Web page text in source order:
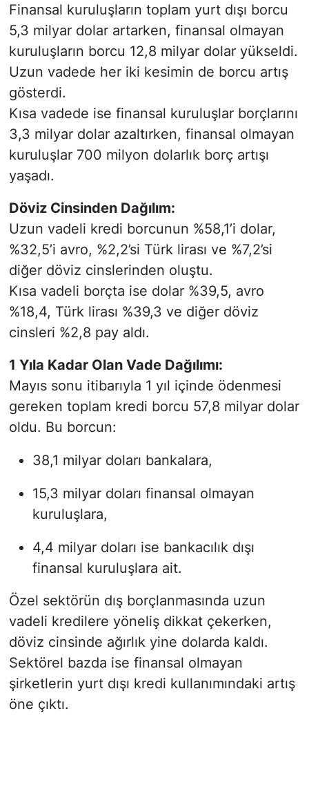
Finansal kuruluşların toplam yurt dışı borcu
5,3 milyar dolar artarken, finansal olmayan
kuruluşların borcu 12,8 milyar dolar yükseldi.
Uzun vadede her iki kesimin de borcu artış
gösterdi.
Kısa vadede ise finansal kuruluşlar borçlarını
3,3 milyar dolar azaltırken, finansal olmayan
kuruluşlar 700 milyon dolarlık borç artışı
yaşadı.
Döviz Cinsinden Dağılım:
Uzun vadeli kredi borcunun %58,1’i dolar,
%32,5’i avro, %2,2’si Türk lirası ve %7,2’si
diğer döviz cinslerinden oluştu.
Kısa vadeli borçta ise dolar %39,5, avro
%18,4, Türk lirası %39,3 ve diğer döviz
cinsleri %2,8 pay aldı.
1 Yıla Kadar Olan Vade Dağılımı:
Mayıs sonu itibarıyla 1 yıl içinde ödenmesi
gereken toplam kredi borcu 57,8 milyar dolar
oldu. Bu borcun:
38,1 milyar doları bankalara,
15,3 milyar doları finansal olmayan
kuruluşlara,
4,4 milyar doları ise bankacılık dışı
finansal kuruluşlara ait.
Özel sektörün dış borçlanmasında uzun
vadeli kredilere yöneliş dikkat çekerken,
döviz cinsinde ağırlık yine dolarda kaldı.
Sektörel bazda ise finansal olmayan
şirketlerin yurt dışı kredi kullanımındaki artış
öne çıktı.